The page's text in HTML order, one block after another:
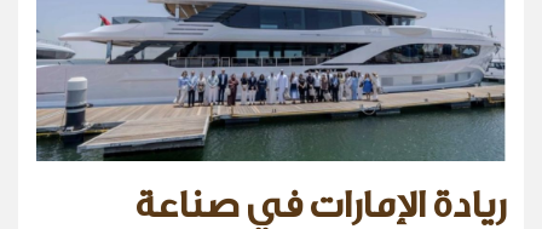
ريادة الإمارات في صناعة